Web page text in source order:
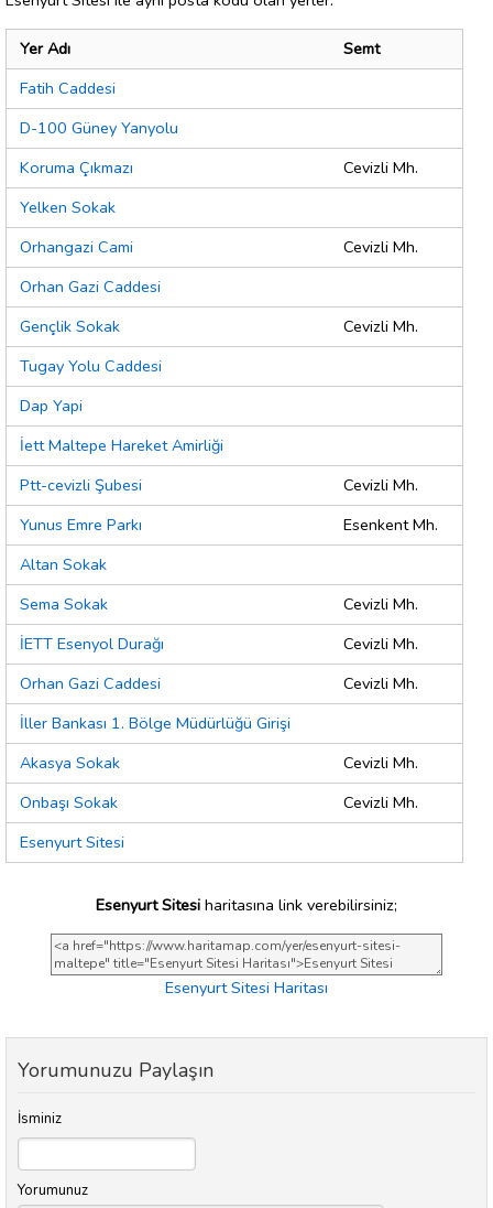
Yer Adı
Semt
Fatih Caddesi
D-100 Güney Yanyolu
Koruma Çıkmazı
Cevizli Mh.
Yelken Sokak
Orhangazi Cami
Cevizli Mh.
Orhan Gazi Caddesi
Gençlik Sokak
Cevizli Mh.
Tugay Yolu Caddesi
Dap Yapi
İett Maltepe Hareket Amirliği
Ptt-cevizli Şubesi
Cevizli Mh.
Yunus Emre Parkı
Esenkent Mh.
Altan Sokak
Sema Sokak
Cevizli Mh.
İETT Esenyol Durağı
Cevizli Mh.
Orhan Gazi Caddesi
Cevizli Mh.
İller Bankası 1. Bölge Müdürlüğü Girişi
Akasya Sokak
Cevizli Mh.
Onbaşı Sokak
Cevizli Mh.
Esenyurt Sitesi
Esenyurt Sitesi haritasına link verebilirsiniz;
Esenyurt Sitesi Haritası
Yorumunuzu Paylaşın
İsminiz
Yorumunuz